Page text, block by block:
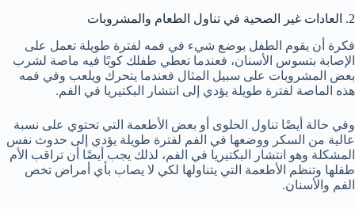
2. العادات غير الصحية في تناول الطعام والمشروبات
فكرة أن يقوم الطفل بوضع شيء في فمه لفترة طويلة تعمل على
الإصابة بتسوس الأسنان، فعندما تعطي طفلك كوبًا فيه ماصة لشرب
بعض المشروبات على سبيل المثال فعندما يتحرك ويلعب وفي فمه
هذه الماصة لفترة طويلة يؤدي إلى انتشار البكتيريا في الفم.
وفي حالة أيضًا تناول الحلوى أو بعض الأطعمة التي تحتوي على نسبة
عالية من السكر ووضعها في الفم لفترة طويلة يؤدي إلى حدوث نفس
المشكلة وهو انتشار البكتيريا في الفم، لذلك يجب أيضًا أن تراقب الأم
طفلها وتنظم الأطعمة التي يتناولها لكي لا يصاب بأي أمراض تخص
الفم والأسنان.